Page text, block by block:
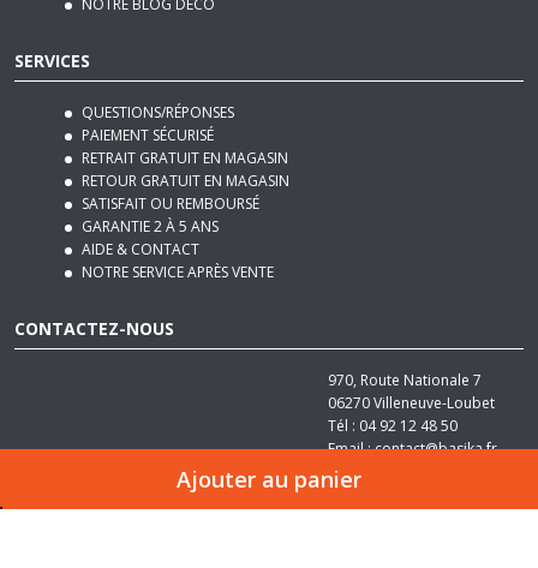
Ajouter au panier
QUESTIONS/RÉPONSES
PAIEMENT SÉCURISÉ
RETRAIT GRATUIT EN MAGASIN
RETOUR GRATUIT EN MAGASIN
SATISFAIT OU REMBOURSÉ
GARANTIE 2 À 5 ANS
AIDE & CONTACT
NOTRE SERVICE APRÈS VENTE
970, Route Nationale 7
06270Villeneuve-Loubet
Tél :04 92 12 48 50
Email : contact@basika.fr